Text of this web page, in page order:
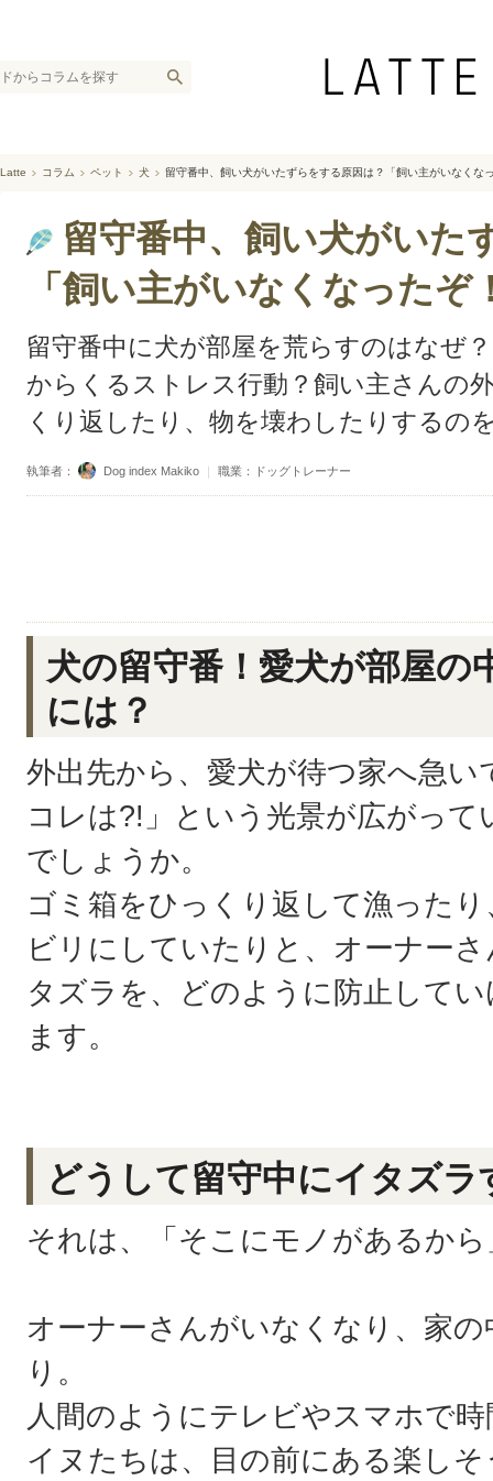
Latte コラム ペット 犬 留守番中、飼い犬がいたずらをする原因は？「飼い主がいなくな
留守番中、飼い犬がいた
「飼い主がいなくなったぞ
留守番中に犬が部屋を荒らすのはなぜ
からくるストレス行動？飼い主さんの
くり返したり、物を壊わしたりするの
執筆者： Dog index Makiko ｜ 職業：ドッグトレーナー
犬の留守番！愛犬が部屋の
には？
外出先から、愛犬が待つ家へ急
コレは?!」という光景が広がっ
でしょうか。
ゴミ箱をひっくり返して漁った
ビリにしていたりと、オーナー
タズラを、どのように防止して
ます。
どうして留守中にイタズラ
それは、「そこにモノがあるか
オーナーさんがいなくなり、家
り。
人間のようにテレビやスマホで
イヌたちは、目の前にある楽し